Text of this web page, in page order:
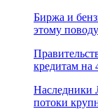
Биржа и
этому поводу
кредитам на
Наследники
потоки